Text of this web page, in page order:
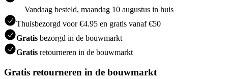
Vandaag besteld, maandag 10 augustus in huis
Thuisbezorgd voor €4.95 en gratis vanaf €50
Gratis bezorgd in de bouwmarkt
Gratis retourneren in de bouwmarkt
Gratis retourneren in de bouwmarkt